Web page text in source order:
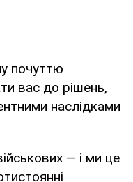
почуттю
вас до рішень,
наслідками
— і ми це